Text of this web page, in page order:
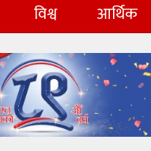
विश्व आर्थिक